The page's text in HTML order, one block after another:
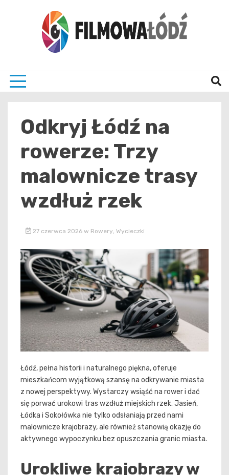
Odkryj Łódź na
rowerze: Trzy
malownicze trasy
wzdłuż rzek
27 czerwca 2026 w Rowery Wycieczki
Łódź, pełna historii i naturalnego piękna, oferuje
mieszkańcom wyjątkową szansę na odkrywanie miasta
z nowej perspektywy. Wystarczy wsiąść na rower i dać
się porwać urokowi tras wzdłuż miejskich rzek. Jasień,
Łódka i Sokołówka nie tylko odsłaniają przed nami
malownicze krajobrazy, ale również stanowią okazję do
aktywnego wypoczynku bez opuszczania granic miasta.
Urokliwe krajobrazy w